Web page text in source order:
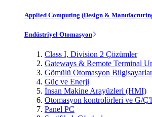
Applied Computing (Design &
Endüstriyel Otomasyon
Class I, Division 2 Çözümler
Gateways & Remote Terminal
Gömülü Otomasyon
Güç ve Enerji
İnsan Makine Arayüzleri (HMI)
Otomasyon kontrolörleri ve G/
Panel PC